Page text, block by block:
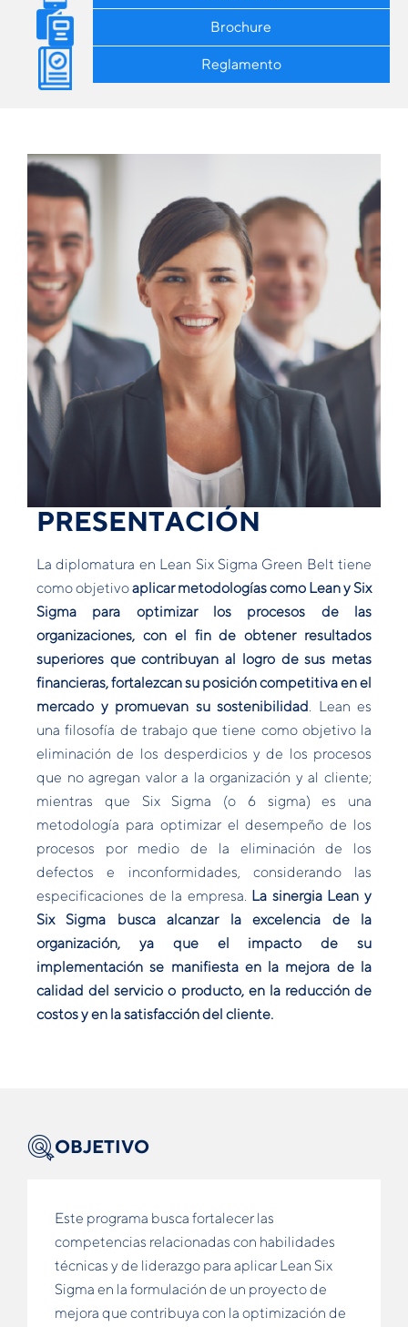
Brochure
Reglamento
PRESENTACIÓN
La diplomatura en Lean Six Sigma Green Belt tiene
como objetivoaplicar metodologías como Lean y Six
Sigma para optimizar los procesos de las
organizaciones, con el fin de obtener resultados
superiores que contribuyan al logro de sus metas
financieras, fortalezcan su posición competitiva en el
mercado y promuevan su sostenibilidad. Lean es
una filosofía de trabajo que tiene como objetivo la
eliminación de los desperdicios y de los procesos
que no agregan valor a la organización y al cliente;
mientras que Six Sigma (o 6 sigma) es una
metodología para optimizar el desempeño de los
procesos por medio de la eliminación de los
defectos e inconformidades, considerando las
especificaciones de la empresa. La sinergia Lean y
Six Sigma busca alcanzar la excelencia de la
organización, ya que el impacto de su
implementación se manifiesta en la mejora de la
calidad del servicio o producto, en la reducción de
costos y en la satisfacción del cliente.
OBJETIVO
Este programa busca fortalecer las
competencias relacionadas con habilidades
técnicas y de liderazgo para aplicar Lean Six
Sigma en la formulación de un proyecto de
mejora que contribuya con la optimización de